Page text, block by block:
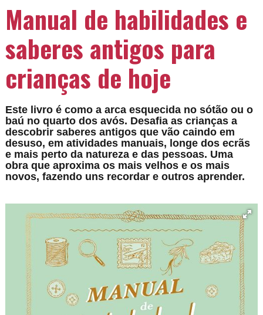
Manual de habilidades e
saberes antigos para
crianças de hoje
Este livro é como a arca esquecida no sótão ou o
baú no quarto dos avós. Desafia as crianças a
descobrir saberes antigos que vão caindo em
desuso, em atividades manuais, longe dos ecrãs
e mais perto da natureza e das pessoas. Uma
obra que aproxima os mais velhos e os mais
novos, fazendo uns recordar e outros aprender.